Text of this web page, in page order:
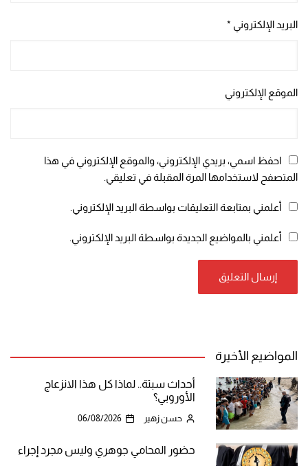
البريد الإلكتروني *
الموقع الإلكتروني
احفظ اسمي، بريدي الإلكتروني، والموقع الإلكتروني في هذا
المتصفح لاستخدامها المرة المقبلة في تعليقي.
أعلمني بمتابعة التعليقات بواسطة البريد الإلكتروني.
أعلمني بالمواضيع الجديدة بواسطة البريد الإلكتروني.
المواضيع الأخيرة
أحداث سبتة.. لماذا كل هذا الانزعاج
الأوروبي؟
حسن زهير 06/08/2026
حضور المحامي جوهري وليس مجرد إجراء